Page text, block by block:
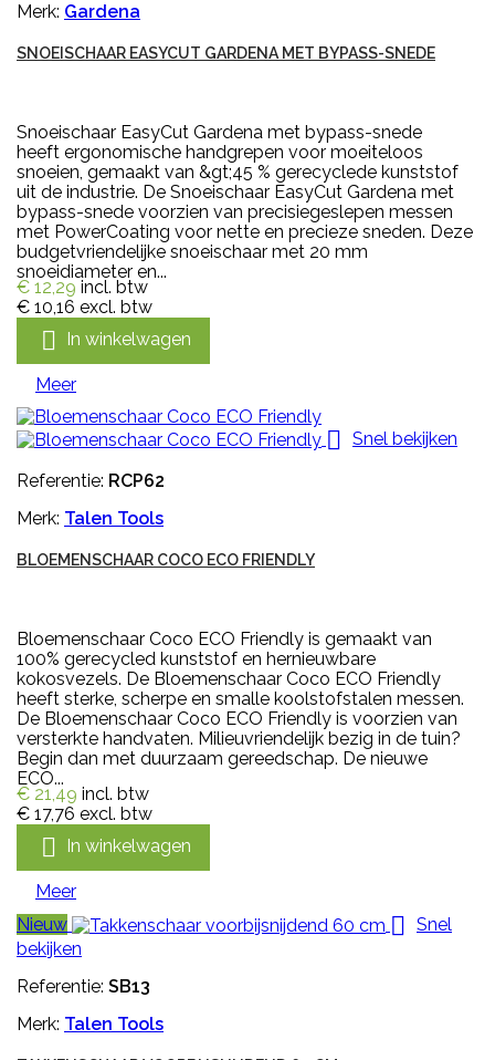
Merk: Gardena
SNOEISCHAAR EASYCUT GARDENA MET BYPASS-SNEDE
Snoeischaar EasyCut Gardena met bypass-snede
heeft ergonomische handgrepen voor moeiteloos
snoeien, gemaakt van &gt;45 % gerecyclede kunststof
uit de industrie. De Snoeischaar EasyCut Gardena met
bypass-snede voorzien van precisiegeslepen messen
met PowerCoating voor nette en precieze sneden. Deze
budgetvriendelijke snoeischaar met 20 mm
snoeidiameter en...
€ 12,29 incl. btw
€ 10,16 excl. btw
 In winkelwagen
Meer
 Snel bekijken
Referentie: RCP62
Merk: Talen Tools
BLOEMENSCHAAR COCO ECO FRIENDLY
Bloemenschaar Coco ECO Friendly is gemaakt van
100% gerecycled kunststof en hernieuwbare
kokosvezels. De Bloemenschaar Coco ECO Friendly
heeft sterke, scherpe en smalle koolstofstalen messen.
De Bloemenschaar Coco ECO Friendly is voorzien van
versterkte handvaten. Milieuvriendelijk bezig in de tuin?
Begin dan met duurzaam gereedschap. De nieuwe
ECO...
€ 21,49 incl. btw
€ 17,76 excl. btw
 In winkelwagen
Meer
Nieuw
 Snel
bekijken
Referentie: SB13
Merk: Talen Tools